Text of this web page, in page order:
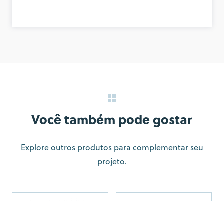
Você também pode gostar
Explore outros produtos para complementar seu
projeto.